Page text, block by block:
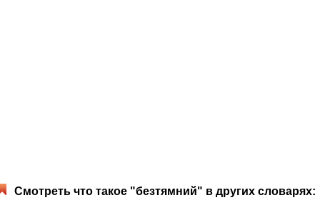
Смотреть что такое "безтямний" в других словарях: